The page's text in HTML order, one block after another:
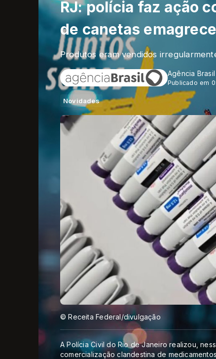
RJ: polícia faz ação
de canetas
Produtos eram vendidos
Agência
Publicado em
Novidades
© Receita Federal/divulgação
A Polícia Civil do Rio de Janeiro realizou,
comercialização clandestina de